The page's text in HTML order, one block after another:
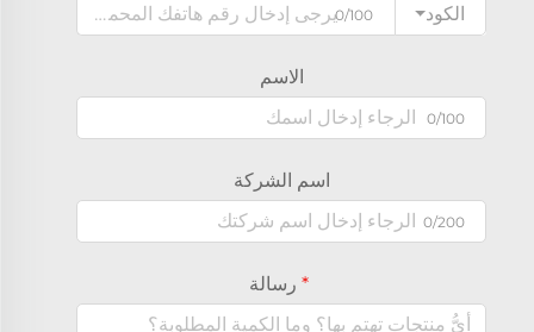
الكود
0/100
الاسم
0/100
اسم الشركة
0/200
رسالة